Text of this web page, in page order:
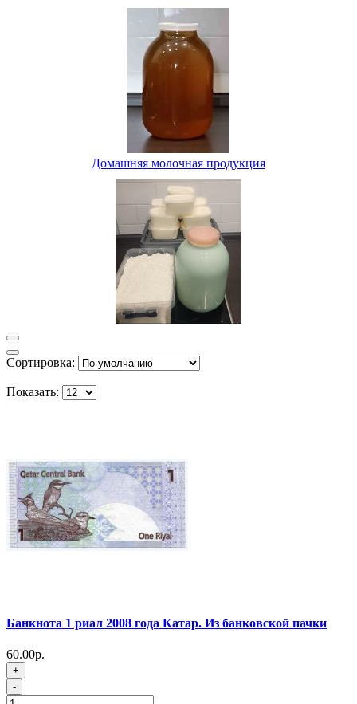
Домашняя молочная продукция
Сортировка:
Показать:
Банкнота 1 риал 2008 года Катар. Из банковской пачки
60.00р.
+
-